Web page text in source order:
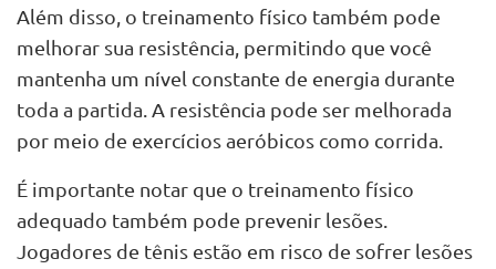
Além disso, o treinamento físico também pode
melhorar sua resistência, permitindo que você
mantenha um nível constante de energia durante
toda a partida. A resistência pode ser melhorada
por meio de exercícios aeróbicos como corrida.
É importante notar que o treinamento físico
adequado também pode prevenir lesões.
Jogadores de tênis estão em risco de sofrer lesões